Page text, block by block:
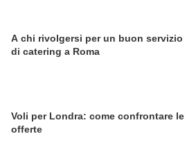
A chi rivolgersi per un buon servizio
di catering a Roma
Voli per Londra: come confrontare le
offerte